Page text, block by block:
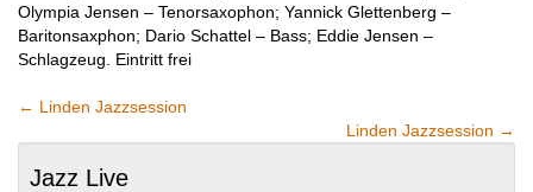
Olympia Jensen – Tenorsaxophon; Yannick Glettenberg –
Baritonsaxphon; Dario Schattel – Bass; Eddie Jensen –
Schlagzeug. Eintritt frei
← Linden Jazzsession
Linden Jazzsession →
Jazz Live